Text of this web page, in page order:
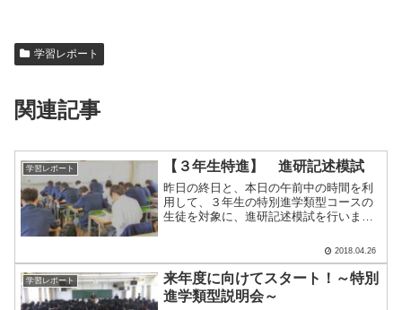
学習レポート
関連記事
学習レポート 【３年生特進】 進研記述模試
昨日の終日と、本日の午前中の時間を利
用して、３年生の特別進学類型コースの
生徒を対象に、進研記述模試を行いまし
験。日頃の努力の成果を発揮することは
できたでしょうか？こちらは英語のリス
ニングの試験の様子です。し.....
2018.04.26
学習レポート
来年度に向けてスタート！～特別
進学類型説明会～